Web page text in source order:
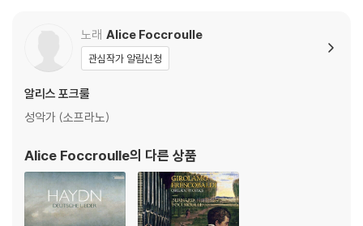
노래 Alice Foccroulle
관심작가 알림신청
알리스 포크룰
성악가 (소프라노)
Alice Foccroulle의 다른 상품